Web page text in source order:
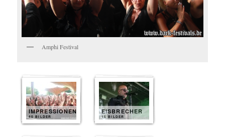
Amphi Festival
IMPRESSIONEN
40 BILDER
EISBRECHER
15 BILDER